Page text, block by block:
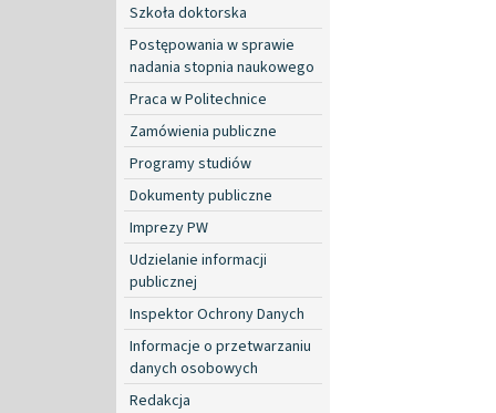
Szkoła doktorska
Postępowania w sprawie
nadania stopnia naukowego
Praca w Politechnice
Zamówienia publiczne
Programy studiów
Dokumenty publiczne
Imprezy PW
Udzielanie informacji
publicznej
Inspektor Ochrony Danych
Informacje o przetwarzaniu
danych osobowych
Redakcja